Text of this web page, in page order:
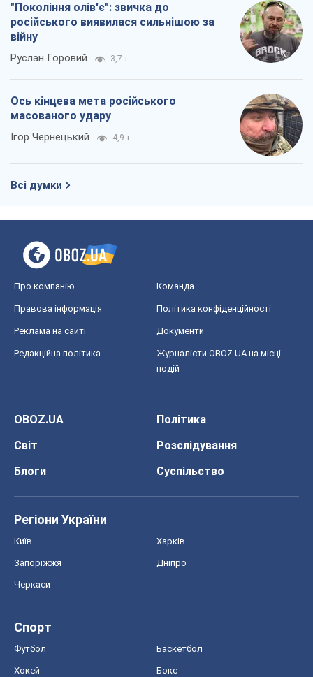
"Покоління олів'є": звичка до
російського виявилася сильнішою за
війну
Руслан Горовий 3,7 т.
Ось кінцева мета російського
масованого удару
Ігор Чернецький 4,9 т.
Всі думки
Про компанію Команда
Правова інформація Політика конфіденційності
Реклама на сайті Документи
Редакційна політика
Журналісти OBOZ.UA на місці
подій
OBOZ.UA
Політика
Світ
Розслідування
Блоги
Суспільство
Регіони України
Київ Харків
Запоріжжя Дніпро
Черкаси
Спорт
Футбол Баскетбол
Хокей Бокс